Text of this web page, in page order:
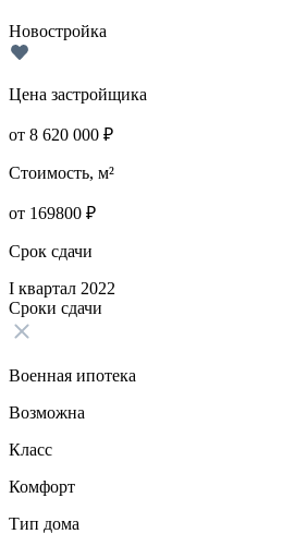
Новостройка
Цена застройщика
от 8 620 000 ₽
Стоимость, м²
от 169800 ₽
Срок сдачи
I квартал 2022
Сроки сдачи
Военная ипотека
Возможна
Класс
Комфорт
Тип дома